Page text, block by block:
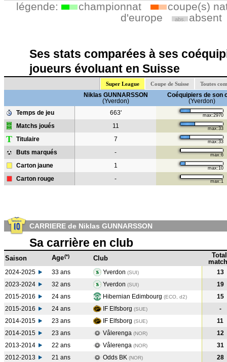
légende: championnat
coupe(s)
d'europe
abs. absent
Ses stats comparées à ses
joueurs évoluant en Suisse
Super League Coupe de Suisse Toutes
Niklas GUNNARSSON
(Yverdon)
Coéquipiers de son
(Yverdon)
Temps de jeu
663' max:2970
Matchs joués 11 max:33
T Titulaire 7 max:33
Buts marqués - max:6
Carton jaune 1 max:10
Carton rouge - max:1
CARRIERE de Niklas GUNNARSSON
Sa carrière en club
Saison Age(*) Club
Total
2024-2025 33 ans Yverdon (SUI)
13
2023-2024
32 ans Yverdon (SUI)
19
2015-2016
24 ans Hibernian Edimbourg (ECO, d2)
15
2015-2016
24 ans IF Elfsborg (SUE)
-
2014-2015
23 ans IF Elfsborg (SUE)
11
2014-2015
23 ans Vålerenga (NOR)
12
2013-2014
22 ans Vålerenga (NOR)
31
2012-2013
21 ans Odds BK (NOR)
28